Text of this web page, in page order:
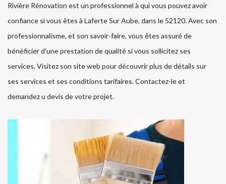
Rivière Rénovation est un professionnel à qui vous pouvez avoir
confiance si vous êtes à Laferte Sur Aube, dans le 52120. Avec son
professionnalisme, et son savoir-faire, vous êtes assuré de
bénéficier d’une prestation de qualité si vous sollicitez ses
services. Visitez son site web pour découvrir plus de détails sur
ses services et ses conditions tarifaires. Contactez-le et
demandez u devis de votre projet.